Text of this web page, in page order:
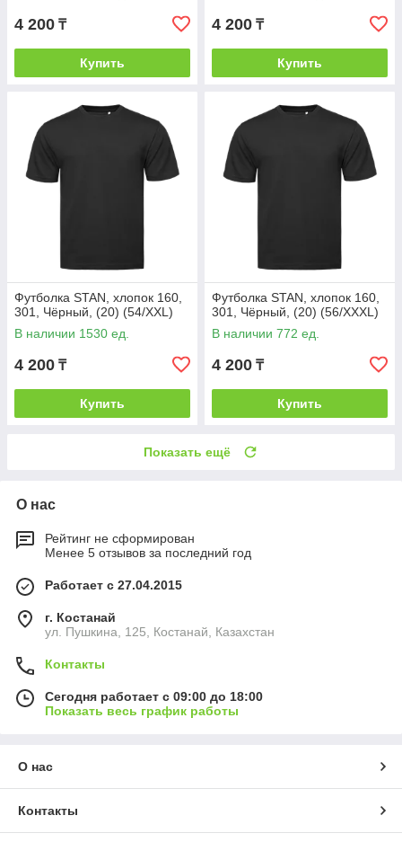
4 200 ₸
Купить
4 200 ₸
Купить
Футболка STAN, хлопок 160,
301, Чёрный, (20) (54/XXL)
В наличии 1530 ед.
4 200 ₸
Купить
Футболка STAN, хлопок 160,
301, Чёрный, (20) (56/XXXL)
В наличии 772 ед.
4 200 ₸
Купить
Показать ещё
О нас
Рейтинг не сформирован
Менее 5 отзывов за последний год
Работает с 27.04.2015
г. Костанай
ул. Пушкина, 125, Костанай, Казахстан
Контакты
Сегодня работает с 09:00 до 18:00
Показать весь график работы
О нас
Контакты